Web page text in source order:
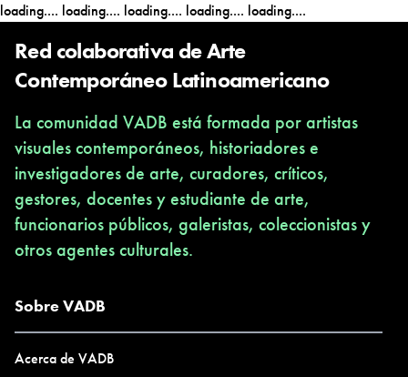
propuestamaterial y simbólica (obras o proyectos) sobre el
campo social.
Buscaremos los puntos de tensión y expansión de tu práctica,
obras o proyectos buscando generar un equilibrio entre la forma
y el contenido, entre el concepto y la resolución, entre lo
discursivo y la imagen.
Utilizaremos el campo del arte contemporáneo como un
laboratorio multidisciplinar para pensar las especificidades de tu
loading.... loading.... loading.... loading.... loading....
Red colaborativa de Arte
Contemporáneo Latinoamericano
La comunidad VADB está formada por artistas
visuales contemporáneos, historiadores e
investigadores de arte, curadores, críticos,
gestores, docentes y estudiante de arte,
funcionarios públicos, galeristas, coleccionistas y
otros agentes culturales.
Sobre VADB
Acerca de VADB